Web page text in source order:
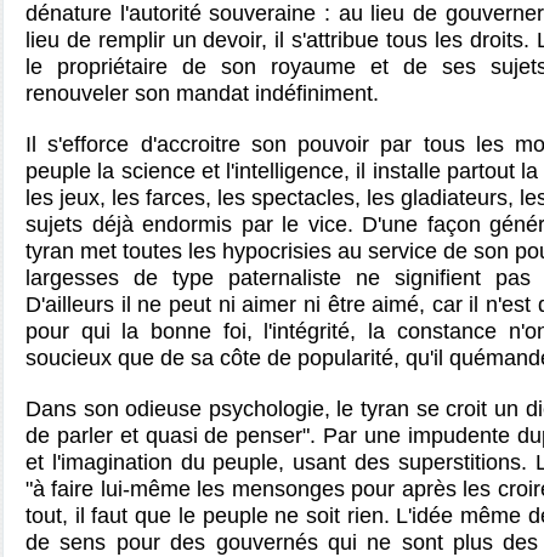
dénature l'autorité souveraine : au lieu de
lieu de remplir un devoir, il s'attribue tous les droits.
le propriétaire de son royaume et de ses
renouveler son mandat indéfiniment.
Il s'efforce d'accroitre son pouvoir par tous les
peuple la science et l'intelligence, il installe partout
les jeux, les farces, les spectacles, les gladiateurs,
sujets déjà endormis par le vice. D'une façon
tyran met toutes les hypocrisies au service de son
largesses de type paternaliste ne signifient
D'ailleurs il ne peut ni aimer ni être aimé, car il n'est
pour qui la bonne foi, l'intégrité, la constance
soucieux que de sa côte de popularité, qu'il
Dans son odieuse psychologie, le tyran se croit un
de parler et quasi de penser". Par une impudente
et l'imagination du peuple, usant des superstitions.
"à faire lui-même les mensonges pour après les
tout, il faut que le peuple ne soit rien. L'idée même
de sens pour des gouvernés qui ne sont plus